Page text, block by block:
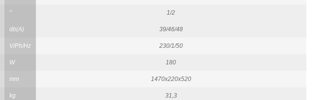
" 1/2
db(A) 39/46/48
V/Ph/Hz 230/1/50
W 180
mm 1470x220x520
kg 31,3